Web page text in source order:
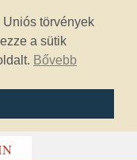
törvények
a sütik
Bővebb